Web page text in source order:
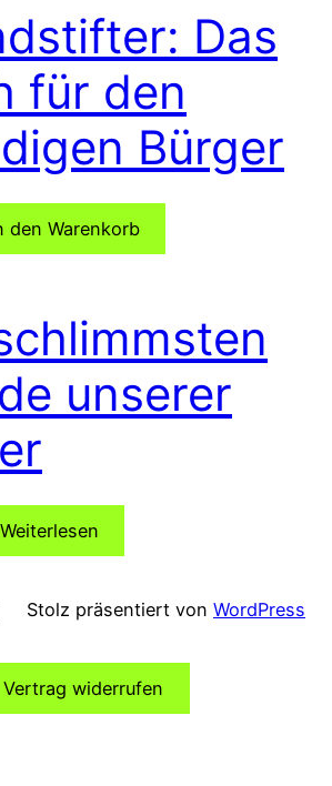
Das
für den
Bürger
den Warenkorb
unserer
Weiterlesen
Stolz präsentiert von WordPress
Vertrag widerrufen